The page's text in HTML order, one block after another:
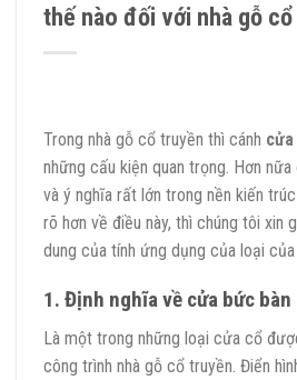
thế nào đối với nhà gỗ
Trong nhà gỗ cổ truyền thì cánh
những cấu kiện quan trọng. Hơn
và ý nghĩa rất lớn trong nền kiến
rõ hơn về điều này, thì chúng tôi xin
dung của tính ứng dụng của loại
1. Định nghĩa về cửa bức bàn
Là một trong những loại cửa cổ
công trình nhà gỗ cổ truyền. Điển